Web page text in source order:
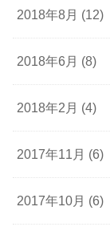
2018年8月 (12)
2018年6月 (8)
2018年2月 (4)
2017年11月 (6)
2017年10月 (6)